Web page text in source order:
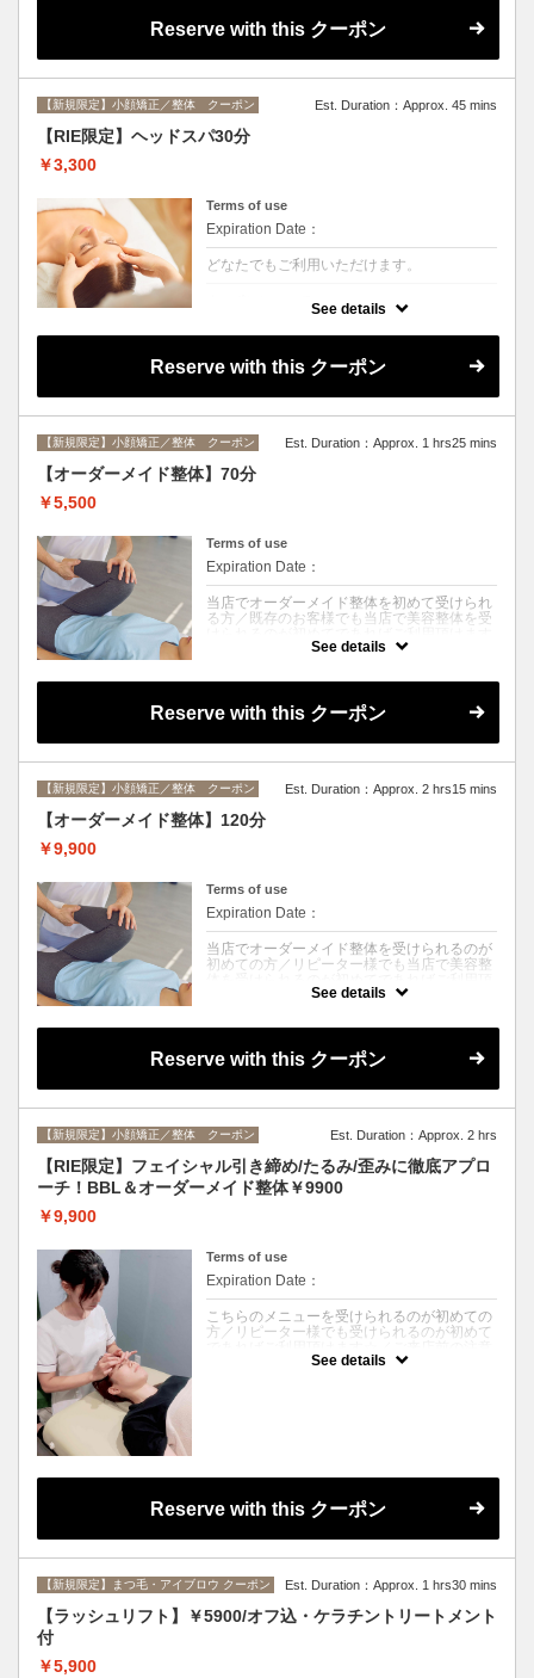
ギーと呼ばれるバターオイルを目に浸し、目
の奥の汚れを浮き出していくトリートメント
です。
トニング効果、目元のくすみやクマを和らげ
る効果もあります。
★注意事項★
の為、
取れやすくなる場合や、数本取れてしまう場
・施術中コンタクトレンズは外していたただ
きますので、
をご持参ください。
療中の方は
完治してからの施術をオススメしておりま
Reserve with this クーポン
【新規限定】小顔矯正／整体 クーポン Est. Duration：Approx. 45 mins
【RIE限定】ヘッドスパ30分
￥3,300
Terms of use
Expiration Date：
どなたでもご利用いただけます。
ーダーメイドで施術させていただきます。
See details
Reserve with this クーポン
【新規限定】小顔矯正／整体 クーポン Est. Duration：Approx. 1 hrs25 mins
【オーダーメイド整体】70分
￥5,500
Terms of use
Expiration Date：
当店でオーダーメイド整体を初めて受けられ
る方／既存のお客様でも当店で美容整体を受
☆／ご来店前の注意事項がございますので予
《オーダーメイド整体70分》
お顔とお身体を分けることなく時間で施術さ
もちろん、今日は身体のみが良いとか、ヘッ
ドをしっかりめにやってほしいなど
その日のご要望に合わせての施術も可能とな
っております。
See details
Reserve with this クーポン
【新規限定】小顔矯正／整体 クーポン Est. Duration：Approx. 2 hrs15 mins
【オーダーメイド整体】120分
￥9,900
Terms of use
Expiration Date：
当店でオーダーメイド整体を受けられるのが
初めての方／リピーター様でも当店で美容整
けます☆／ご来店前の注意事項がございます
《オーダーメイド整体120分》
お顔とお身体を分けることなく時間で施術さ
もちろん、今日は身体のみが良いとか、ヘッ
ドをしっかりめにやってほしいなど
その日のご要望に合わせての施術も可能とな
っております。
See details
Reserve with this クーポン
【新規限定】小顔矯正／整体 クーポン Est. Duration：Approx. 2 hrs
【RIE限定】フェイシャル引き締め/たるみ/歪みに徹底アプロ
ーチ！BBL＆オーダーメイド整体￥9900
￥9,900
Terms of use
Expiration Date：
こちらのメニューを受けられるのが初めての
方／リピーター様でも受けられるのが初めて
事項がございますので予約画面にてご確認お
トニング効果のあるマシンを併用すること
で、小顔と美肌W効果！
るみを緩和◎
小顔矯正→オールハンドでお顔の歪み、衰
え、むくみ、たるみ改善！！
朝ムクミで目が重たい方、フェイスライン、
二重あご、顎関節の歪みなど、小顔になりた
See details
Reserve with this クーポン
【新規限定】まつ毛・アイブロウ クーポン Est. Duration：Approx. 1 hrs30 mins
【ラッシュリフト】￥5900/オフ込・ケラチントリートメント
付
￥5,900